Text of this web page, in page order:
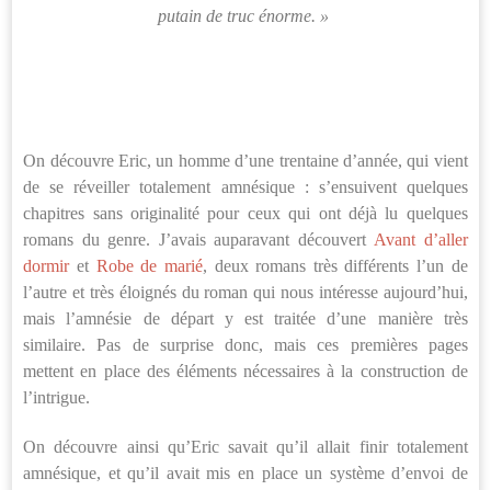
putain de truc énorme. »
On découvre Eric, un homme d’une trentaine d’année, qui vient
de se réveiller totalement amnésique : s’ensuivent quelques
chapitres sans originalité pour ceux qui ont déjà lu quelques
romans du genre. J’avais auparavant découvert Avant d’aller
dormiret Robe de marié, deux romans très différents l’un de
l’autre et très éloignés du roman qui nous intéresse aujourd’hui,
mais l’amnésie de départ y est traitée d’une manière très
similaire. Pas de surprise donc, mais ces premières pages
mettent en place des éléments nécessaires à la construction de
l’intrigue.
On découvre ainsi qu’Eric savait qu’il allait finir totalement
amnésique, et qu’il avait mis en place un système d’envoi de